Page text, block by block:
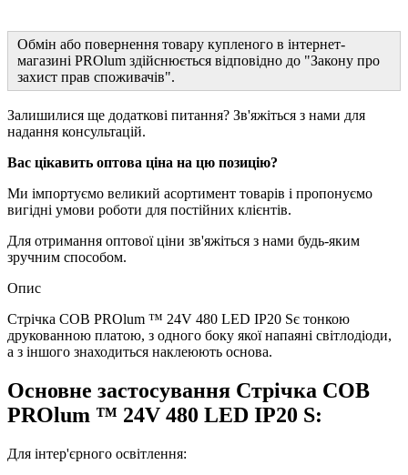
Обмін або повернення товару купленого в інтернет-
магазині PROlum здійснюється відповідно до "Закону про
захист прав споживачів".
Залишилися ще додаткові питання? Зв'яжіться з нами для
надання консультацій.
Вас цікавить оптова ціна на цю позицію?
Ми імпортуємо великий асортимент товарів і пропонуємо
вигідні умови роботи для постійних клієнтів.
Для отримання оптової ціни зв'яжіться з нами будь-яким
зручним способом.
Опис
Стрічка СОВ PROlum ™ 24V 480 LED IP20 Sє тонкою
друкованною платою, з одного боку якої напаяні світлодіоди,
а з іншого знаходиться наклеюють основа.
Основне застосування Стрічка СОВ
PROlum ™ 24V 480 LED IP20 S:
Для інтер'єрного освітлення: